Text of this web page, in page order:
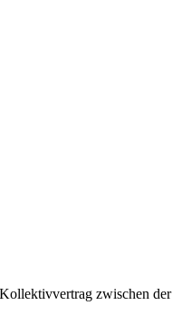
zwischen der